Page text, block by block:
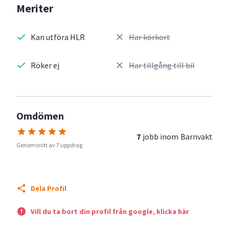
Meriter
Kan utföra HLR
Röker ej
Har körkort
Har tillgång till bil
Omdömen
Genomsnitt av 7 uppdrag
7 jobb inom Barnvakt
Dela Profil
Vill du ta bort din profil från google, klicka här